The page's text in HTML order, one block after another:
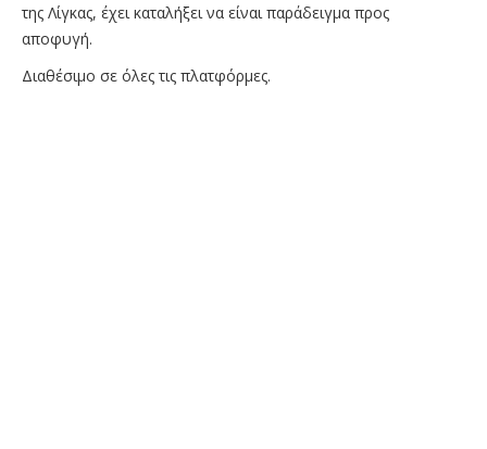
της Λίγκας, έχει καταλήξει να είναι παράδειγμα προς
αποφυγή.
Διαθέσιμο σε όλες τις πλατφόρμες.